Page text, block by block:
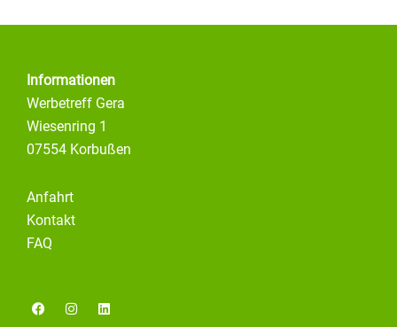
Informationen
Werbetreff Gera
Wiesenring 1
07554 Korbußen
Anfahrt
Kontakt
FAQ
F
a
I
n
L
i